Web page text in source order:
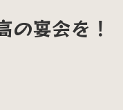
の宴会を！